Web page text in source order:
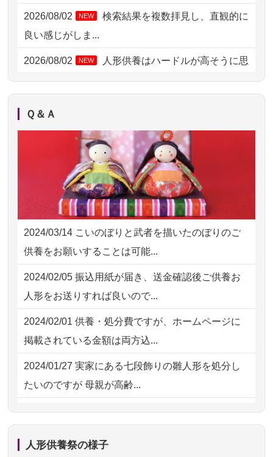
2026/08/03 21:17 愛知県の方からお申込み
2026/08/02 18:47
2026/08/02 11:15 千葉県の方からお申込み
2026/08/02 10:39 神奈川の方からお申込み
2026/08/02 09:15
2026/08/02 06:46 相模原の方からお申込み
2026/08/01 19:28 東京都の方からお申込み
2026/08/01 17:10 東京都の方からお申込み
2026/08/01 11:07 さいたの方からお申込み
2026/07/31 17:28 栃木県の方からお申込み
2026/07/31 12:32 東京都の方からお申込み
2026/08/02 NEW
検索結果を複数拝見し、直観的に
良い感じがしま...
2026/08/02 NEW
人形供養はハードルが高そうに思
えるのですが、...
NEW
お人形の仕分けなども丁寧に行う
様子から、大切...
2026/07/25供養の内容（料金や送り方等）がとて
も丁寧に説...
2026/07/18 つい先日も利用させていただきまし
た。 手続...
2026/07/18 大切にしていたお人形をきちんと供養
してくださ...
2026/07/15 子供の頃から可愛がってきた七段飾り
の雛人形で...
2026/07/15 お客様の声を読み、丁寧に供養してい
ただけそう...
Ｑ＆Ａ
2024/03/14 こいのぼりと武者を描いたのぼりのご
供養をお願いすることは可能...
2024/02/05 振込用紙が届き、送金確認後ご供養お
人形をお送りすれば良いので...
2024/02/01 供養・処分費ですが、ホームページに
掲載されている金額は両方込...
2024/01/27 実家にある七段飾りの雛人形を処分し
たいのですが 母親が高齢...
2024/01/13剥製の供養・処分をお願いできます
人形供養祭の様子